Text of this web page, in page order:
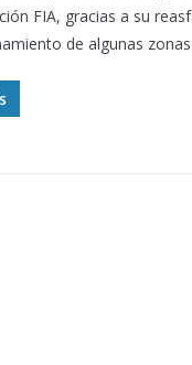
FIA, gracias a su
de algunas